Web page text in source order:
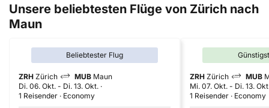
Unsere beliebtesten Flüge von Zürich nach
Maun
Beliebtester Flug
ZRH Zürich MUB Maun
Di. 06. Okt. - Di. 13. Okt.
1 Reisender
Economy
ZRH Zürich MUB
Mi. 07. Okt. - Di. 13.
1 Reisender
Economy